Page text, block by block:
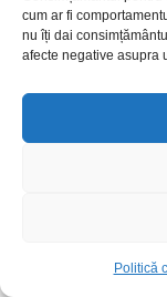
cum ar fi
nu îți dai
afecte negative asupra
Politică
termeni și condiții
© 2026 Toate
Opportunities